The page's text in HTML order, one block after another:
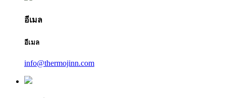
อีเมล
อีเมล
info@thermojinn.com